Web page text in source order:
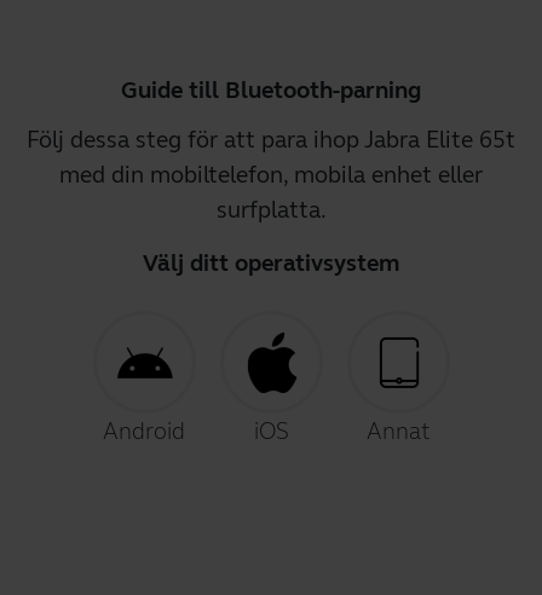
Guide till Bluetooth-parning
Följ dessa steg för att para ihop Jabra Elite 65t
med din mobiltelefon, mobila enhet eller
surfplatta.
Välj ditt operativsystem
Android iOS Annat